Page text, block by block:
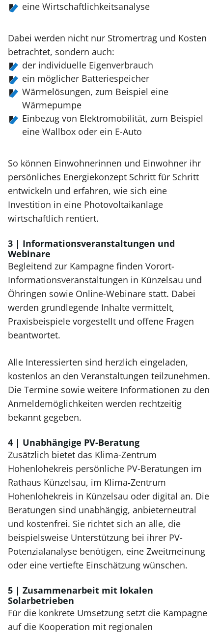
eine Wirtschaftlichkeitsanalyse
Dabei werden nicht nur Stromertrag und Kosten
betrachtet, sondern auch:
der individuelle Eigenverbrauch
ein möglicher Batteriespeicher
Wärmelösungen, zum Beispiel eine
Wärmepumpe
Einbezug von Elektromobilität, zum Beispiel
eine Wallbox oder ein E-Auto
So können Einwohnerinnen und Einwohner ihr
persönliches Energiekonzept Schritt für Schritt
entwickeln und erfahren, wie sich eine
Investition in eine Photovoltaikanlage
wirtschaftlich rentiert.
3 | Informationsveranstaltungen und
Webinare
Begleitend zur Kampagne finden Vorort-
Informationsveranstaltungen in Künzelsau und
Öhringen sowie Online-Webinare statt. Dabei
werden grundlegende Inhalte vermittelt,
Praxisbeispiele vorgestellt und offene Fragen
beantwortet.
Alle Interessierten sind herzlich eingeladen,
kostenlos an den Veranstaltungen teilzunehmen.
Die Termine sowie weitere Informationen zu den
Anmeldemöglichkeiten werden rechtzeitig
bekannt gegeben.
4 | Unabhängige PV-Beratung
Zusätzlich bietet das Klima-Zentrum
Hohenlohekreis persönliche PV-Beratungen im
Rathaus Künzelsau, im Klima-Zentrum
Hohenlohekreis in Künzelsau oder digital an. Die
Beratungen sind unabhängig, anbieterneutral
und kostenfrei. Sie richtet sich an alle, die
beispielsweise Unterstützung bei ihrer PV-
Potenzialanalyse benötigen, eine Zweitmeinung
oder eine vertiefte Einschätzung wünschen.
5 | Zusammenarbeit mit lokalen
Solarbetrieben
Für die konkrete Umsetzung setzt die Kampagne
auf die Kooperation mit regionalen